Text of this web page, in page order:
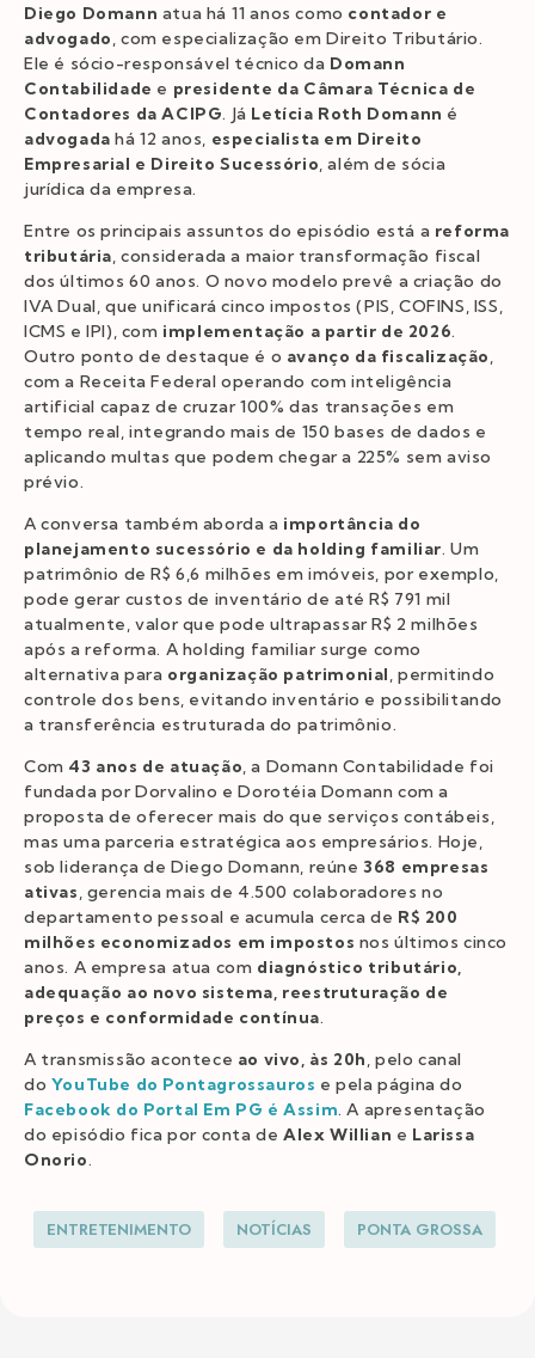
Diego Domann atua há 11 anos como contador e
advogado , com especialização em Direito Tributário.
Ele é sócio-responsável técnico da Domann
Contabilidade e presidente da Câmara Técnica de
Contadores da ACIPG. Já Letícia Roth Domann é
advogada há 12 anos, especialista em Direito
Empresarial e Direito Sucessório , além de sócia
jurídica da empresa.
Entre os principais assuntos do episódio está a reforma
tributária , considerada a maior transformação fiscal
dos últimos 60 anos. O novo modelo prevê a criação do
IVA Dual, que unificará cinco impostos (PIS, COFINS, ISS,
ICMS e IPI), com implementação a partir de 2026.
Outro ponto de destaque é o avanço da fiscalização
com a Receita Federal operando com inteligência
artificial capaz de cruzar 100% das transações em
tempo real, integrando mais de 150 bases de dados e
aplicando multas que podem chegar a 225% sem aviso
prévio.
A conversa também aborda a importância do
planejamento sucessório e da holding familiar. Um
patrimônio de R$ 6,6 milhões em imóveis, por exemplo,
pode gerar custos de inventário de até R$ 791 mil
atualmente, valor que pode ultrapassar R$ 2 milhões
após a reforma. A holding familiar surge como
alternativa para organização patrimonial , permitindo
controle dos bens, evitando inventário e possibilitando
a transferência estruturada do patrimônio.
Com 43 anos de atuação , a Domann Contabilidade foi
fundada por Dorvalino e Dorotéia Domann com a
proposta de oferecer mais do que serviços contábeis,
mas uma parceria estratégica aos empresários. Hoje,
sob liderança de Diego Domann, reúne368 empresas
ativas , gerencia mais de 4.500 colaboradores no
departamento pessoal e acumula cerca de R$ 200
milhões economizados em impostos nos últimos cinco
anos. A empresa atua com diagnóstico tributário,
adequação ao novo sistema, reestruturação de
preços e conformidade contínua.
A transmissão acontece ao vivo, às 20h , pelo canal
do YouTube do Pontagrossauros e pela página do
Facebook do Portal Em PG é Assim. A apresentação
do episódio fica por conta deAlex Willian e Larissa
Onorio.
ENTRETENIMENTO NOTÍCIAS PONTA GROSSA